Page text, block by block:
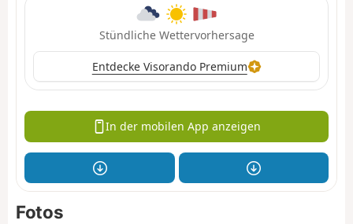
Stündliche Wettervorhersage
Entdecke Visorando Premium
In der mobilen App anzeigen
Fotos